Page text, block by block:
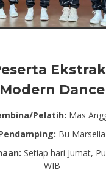
Modern Dance
Pelatih: Mas
Bu Marselia
Setiap hari Jumat,
WIB